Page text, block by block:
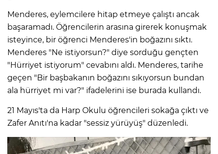
Menderes, eylemcilere hitap etmeye çalıştı ancak
başaramadı. Öğrencilerin arasına girerek konuşmak
isteyince, bir öğrenci Menderes'in boğazını sıktı.
Menderes "Ne istiyorsun?" diye sorduğu gençten
"Hürriyet istiyorum" cevabını aldı. Menderes, tarihe
geçen "Bir başbakanın boğazını sıkıyorsun bundan
ala hürriyet mi var?" ifadelerini ise burada kullandı.
21 Mayıs'ta da Harp Okulu öğrencileri sokağa çıktı ve
Zafer Anıtı'na kadar "sessiz yürüyüş" düzenledi.